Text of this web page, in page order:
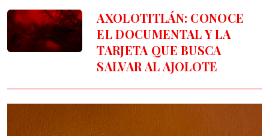
AXOLOTITLÁN: CONOCE
EL DOCUMENTAL Y LA
TARJETA QUE BUSCA
SALVAR AL AJOLOTE